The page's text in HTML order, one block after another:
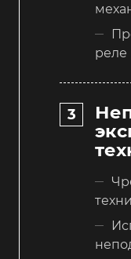
реле